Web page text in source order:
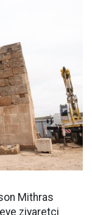
Mithras
ziyaretçi